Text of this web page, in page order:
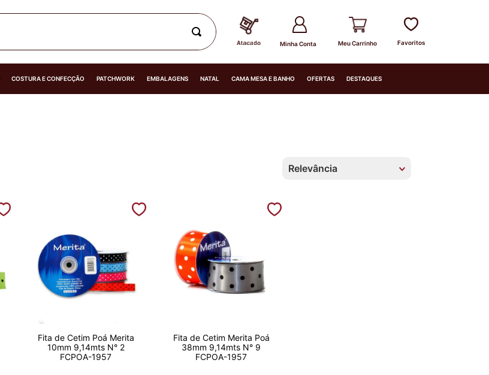
Minha Conta
COSTURA E CONFECÇÃO PATCHWORK EMBALAGENS NATAL CAMA MESA E BANHO OFERTAS DESTAQUES
Relevância
Fita de Cetim Poá Merita
10mm 9,14mts N° 2
FCPOA-1957
Fita de Cetim Merita Poá
38mm 9,14mts N° 9
FCPOA-1957